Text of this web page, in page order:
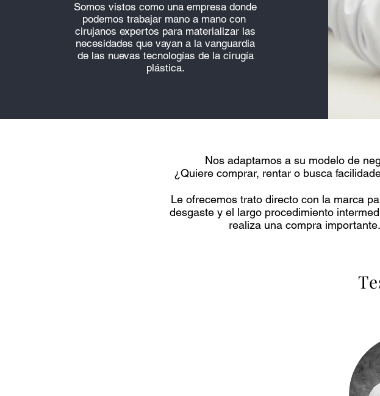
Somos vistos como una empresa donde
podemos trabajar mano a mano con
cirujanos expertos para materializar las
necesidades que vayan a la vanguardia
de las nuevas tecnologías de la cirugía
plástica.
Nos adaptamos a su modelo de
¿Quiere comprar, rentar o busca
Le ofrecemos trato directo con la marca
desgaste y el largo procedimiento
realiza una compra importante.